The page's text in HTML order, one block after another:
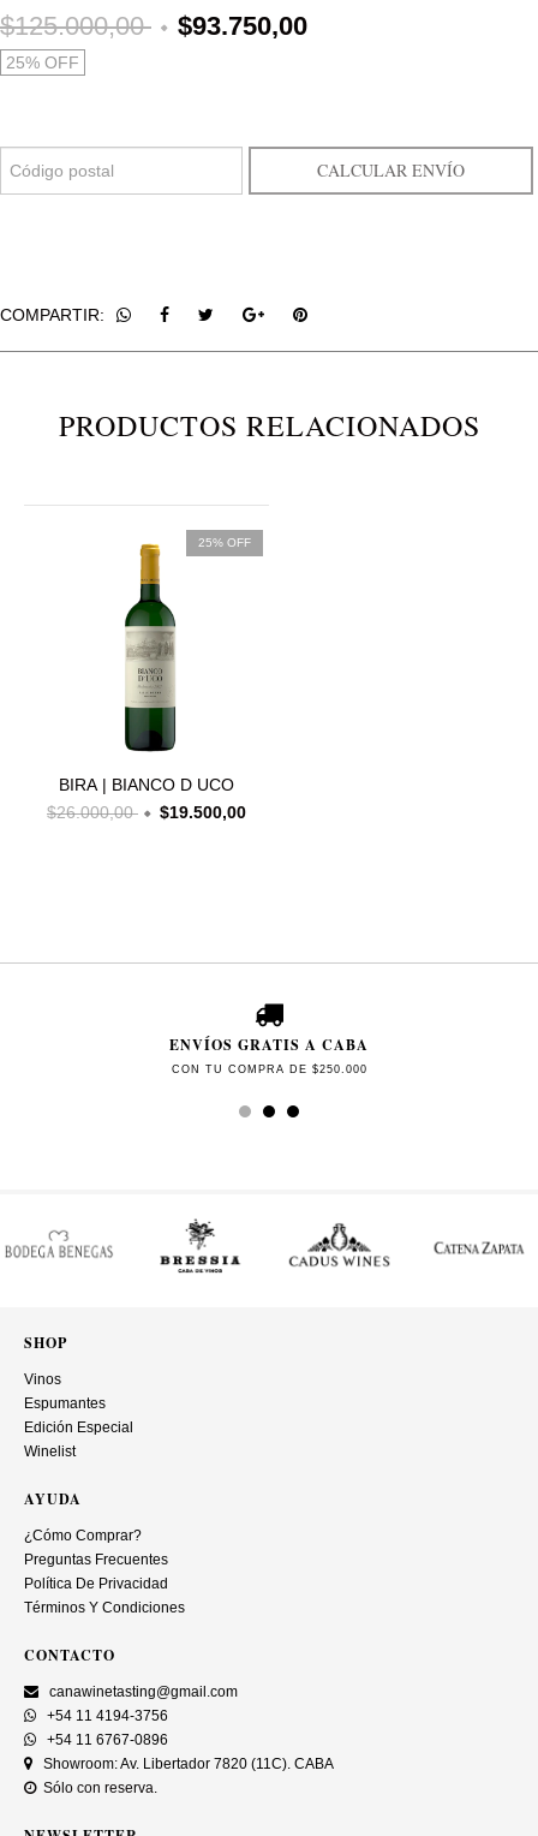
$125.000,00 $93.750,00
25% OFF
CALCULAR ENVÍO
COMPARTIR:
PRODUCTOS RELACIONADOS
25% OFF
BIRA | BIANCO D UCO
$26.000,00
$19.500,00
ENVÍOS GRATIS A CABA
CON TU COMPRA DE $250.000
SHOP
Vinos
Espumantes
Edición Especial
Winelist
AYUDA
¿Cómo Comprar?
Preguntas Frecuentes
Política De Privacidad
Términos Y Condiciones
CONTACTO
canawinetasting@gmail.com
+54 11 4194-3756
+54 11 6767-0896
Showroom: Av. Libertador 7820 (11C). CABA
Sólo con reserva.